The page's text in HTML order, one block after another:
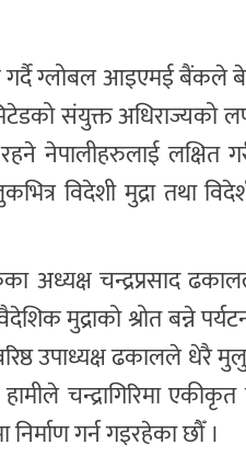
गर्दै ग्लोबल आइएमई बैंकले
संयुक्त अधिराज्यको
नेपालीहरुलाई लक्षित
विदेशी मुद्रा तथा
अध्यक्ष चन्द्रप्रसाद
मुद्राको श्रोत बन्ने
उपाध्यक्ष ढकालले धेरै
चन्द्रागिरिमा एकीकृत
गर्न गइरहेका छौँ ।